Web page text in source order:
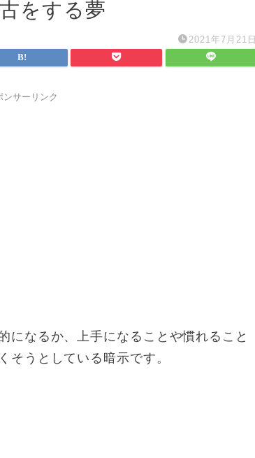
をする夢
2021年7月21日
ンサーリンク
になるか、上手になることや慣れること
そうとしている暗示です。